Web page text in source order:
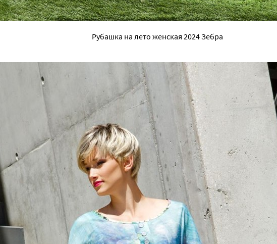
Рубашка на лето женская 2024 Зебра